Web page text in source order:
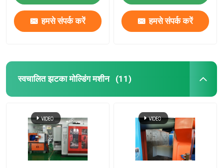
हमसे संपर्क करें हमसे संपर्क करें
स्वचालित झटका मोल्डिंग मशीन (11)